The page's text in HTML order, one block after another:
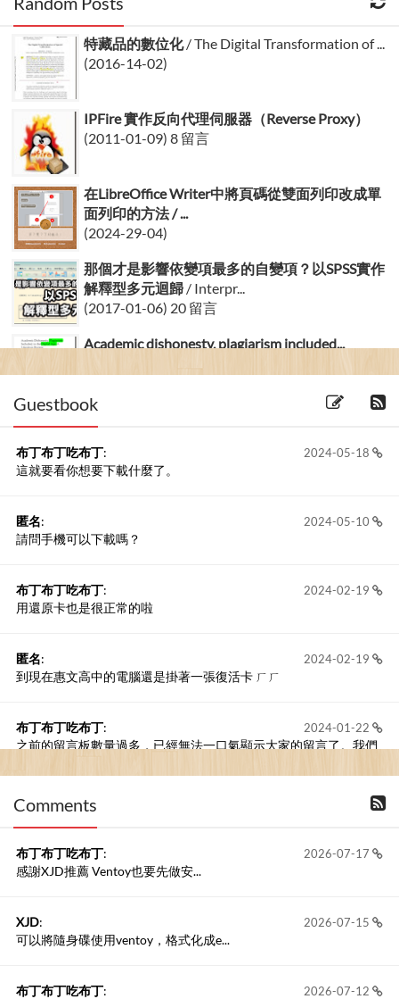
特藏品的數位化/ The Digital Transformation of ...
(2016-14-02)
IPFire 實作反向代理伺服器（Reverse Proxy）
(2011-01-09) 8 留言
在LibreOffice Writer中將頁碼從雙面列印改成單
面列印的方法 / ...
(2024-29-04)
那個才是影響依變項最多的自變項？以SPSS實作
解釋型多元迴歸 / Interpr...
(2017-01-06) 20 留言
Academic dishonesty, plagiarism included...
Guestbook
2024-05-18
布丁布丁吃布丁:
這就要看你想要下載什麼了。
2024-05-10
匿名:
請問手機可以下載嗎？
2024-02-19
布丁布丁吃布丁:
用還原卡也是很正常的啦
2024-02-19
匿名:
到現在惠文高中的電腦還是掛著一張復活卡 ㄏㄏ
2024-01-22
布丁布丁吃布丁:
之前的留言板數量過多，已經無法一口氣顯示大家的留言了。我們
Comments
2026-07-17
布丁布丁吃布丁:
感謝XJD推薦 Ventoy也要先做安...
2026-07-15
XJD:
可以將隨身碟使用ventoy，格式化成e...
2026-07-12
布丁布丁吃布丁: